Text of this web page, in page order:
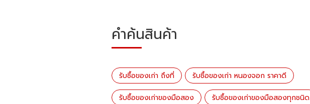
คำค้นสินค้า
รับซื้อของเก่า ถึงที่ รับซื้อของเก่า หนองจอก ราคาดี
รับซื้อของเก่าของมือสอง รับซื้อของเก่าของมือสองทุกชนิด